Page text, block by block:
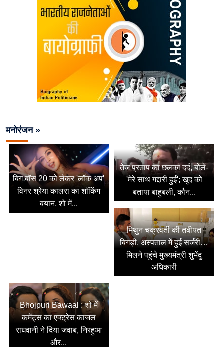
मनोरंजन »
बिग बॉस 20 को लेकर 'लॉक अप'
विनर श्रेया कालरा का शॉकिंग
बयान, शो में...
तेज प्रताप का छलका दर्द, बोले-
'मेरे साथ गद्दारी हुई'; खुद को
बताया बाहुबली, कौन...
मिथुन चक्रवर्ती की तबीयत
बिगड़ी, अस्पताल में हुई सर्जरी…
मिलने पहुंचे मुख्यमंत्री शुभेंदु
अधिकारी
Bhojpuri Bawaal : शो में
कमेंट्स का एक्ट्रेस काजल
राघवानी ने दिया जवाब, निरहुआ
और...